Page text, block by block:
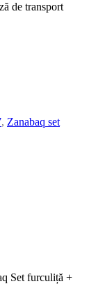
de transport
, Zanabaq set
Set furculiță +